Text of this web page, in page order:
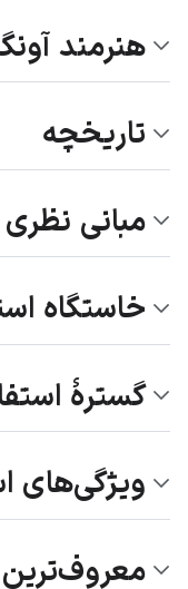
هنرمند
تاریخچه
مبانی نظری
خاستگاه
گسترهٔ
ویژگی‌های
معروف‌ترین